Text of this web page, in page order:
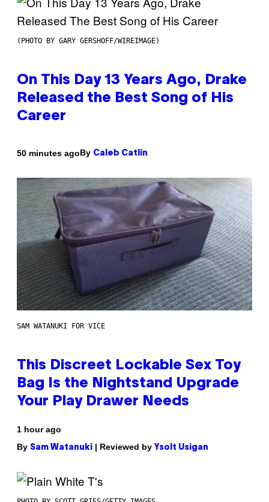
(PHOTO BY GARY GERSHOFF/WIREIMAGE)
On This Day 13 Years Ago, Drake
Released the Best Song of His
Career
50 minutes agoBy Caleb Catlin
SAM WATANUKI FOR VICE
This Discreet Lockable Sex Toy
Bag Is the Nightstand Upgrade
Your Play Drawer Needs
1 hour ago
By Sam Watanuki | Reviewed by Ysolt Usigan